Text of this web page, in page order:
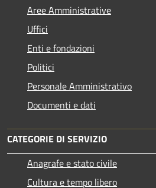
Aree Amministrative
Uffici
Enti e fondazioni
Politici
Personale Amministrativo
Documenti e dati
CATEGORIE DI SERVIZIO
Anagrafe e stato civile
Cultura e tempo libero